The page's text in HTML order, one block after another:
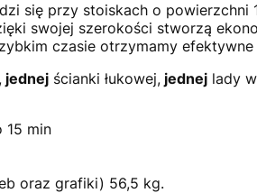
się przy stoiskach o powierzchni
swojej szerokości stworzą
czasie otrzymamy
jednejścianki łukowej,jednejlady
15 min
oraz grafiki) 56,5 kg.